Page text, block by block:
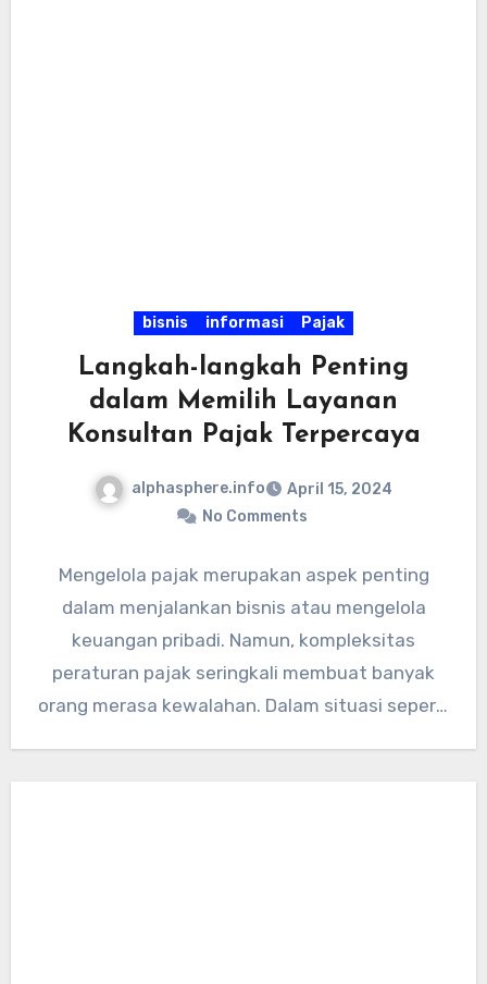
bisnis informasi Pajak
Langkah-langkah Penting
dalam Memilih Layanan
Konsultan Pajak Terpercaya
alphasphere.info
April 15, 2024
No Comments
Mengelola pajak merupakan aspek penting
dalam menjalankan bisnis atau mengelola
keuangan pribadi. Namun, kompleksitas
peraturan pajak seringkali membuat banyak
orang merasa kewalahan. Dalam situasi seperti